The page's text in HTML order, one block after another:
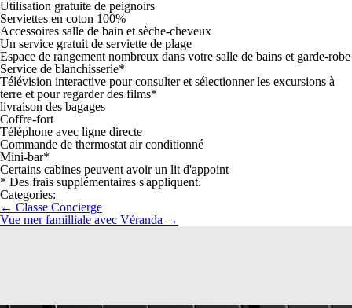
Utilisation gratuite de peignoirs
Serviettes en coton 100%
Accessoires salle de bain et sèche-cheveux
Un service gratuit de serviette de plage
Espace de rangement nombreux dans votre salle de bains et garde-robe
Service de blanchisserie*
Télévision interactive pour consulter et sélectionner les excursions à
terre et pour regarder des films*
livraison des bagages
Coffre-fort
Téléphone avec ligne directe
Commande de thermostat air conditionné
Mini-bar*
Certains cabines peuvent avoir un lit d'appoint
* Des frais supplémentaires s'appliquent.
Categories:
← Classe Concierge
Vue mer familliale avec Véranda →